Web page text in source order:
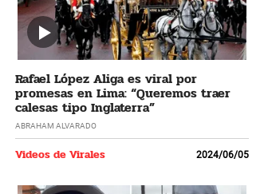
Rafael López Aliga es viral por
promesas en Lima: “Queremos traer
calesas tipo Inglaterra”
ABRAHAM ALVARADO
Videos de Virales 2024/06/05